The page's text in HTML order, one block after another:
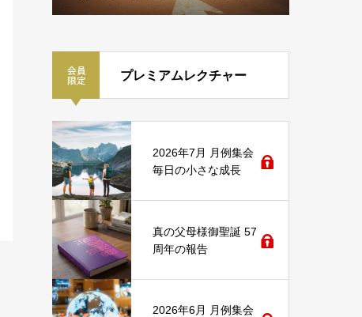
プレミアムレクチャー
2026年7月 月例集会
毎日の小さな成長
真の父母様御聖誕 57
周年の報告
2026年6月 月例集会